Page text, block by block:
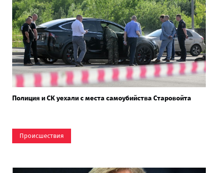
Полиция и СК уехали с места самоубийства Старовойта
Происшествия